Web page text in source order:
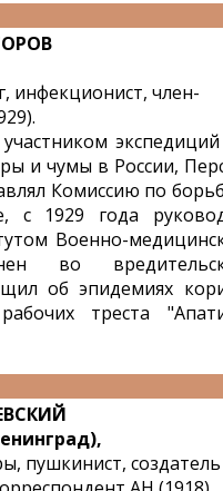
инфекционист, член-
и чумы в России,
Комиссию по
с 1929 года
Военно-
во
об эпидемиях
треста
пушкинист, создатель